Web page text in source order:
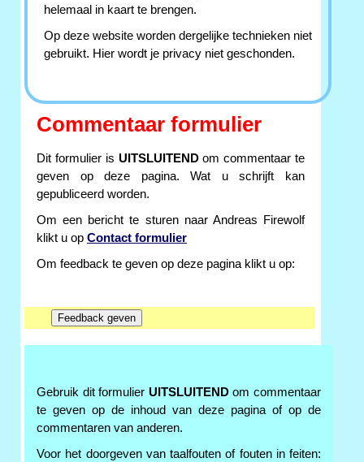
helemaal in kaart te brengen.
Op deze website worden dergelijke technieken niet
gebruikt. Hier wordt je privacy niet geschonden.
Commentaar formulier
Dit formulier is UITSLUITENDom commentaar te
geven op deze pagina. Wat u schrijft kan
gepubliceerd worden.
Om een bericht te sturen naar Andreas Firewolf
klikt u op Contact formulier
Om feedback te geven op deze pagina klikt u op:
Gebruik dit formulier UITSLUITENDom commentaar
te geven op de inhoud van deze pagina of op de
commentaren van anderen.
Voor het doorgeven van taalfouten of fouten in feiten: